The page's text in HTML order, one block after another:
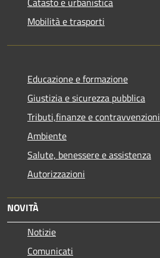
Mobilità e trasporti
Educazione e formazione
Giustizia e sicurezza pubblica
Tributi,finanze e contravvenzioni
Ambiente
Salute, benessere e assistenza
Autorizzazioni
NOVITÀ
Notizie
Comunicati